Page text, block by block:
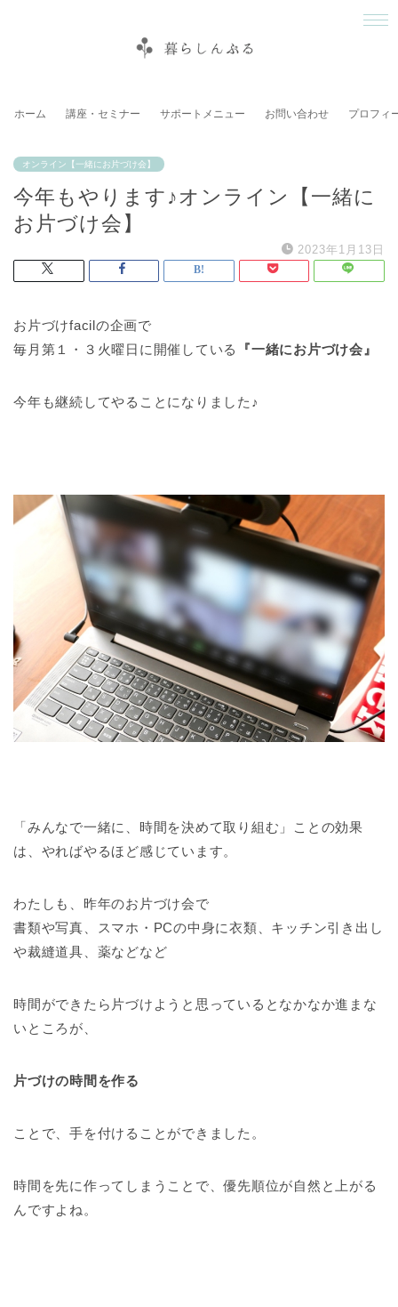
ホーム 講座・セミナー サポートメニュー お問い合わせ プロフィ
オンライン【一緒にお片づけ会】
今年もやります♪オンライン【一緒に
お片づけ会】
2023年1月13日
お片づけfacilの企画で
毎月第１・３火曜日に開催している
『一緒にお片づけ会』
今年も継続してやることになりました♪
「みんなで一緒に、時間を決めて取り組む」ことの効果
は、やればやるほど感じています。
わたしも、昨年のお片づけ会で
書類や写真、スマホ・PCの中身に衣類、キッチン引き出し
や裁縫道具、薬などなど
時間ができたら片づけようと思っているとなかなか進まな
いところが、
片づけの時間を作る
ことで、手を付けることができました。
時間を先に作ってしまうことで、優先順位が自然と上がる
んですよね。